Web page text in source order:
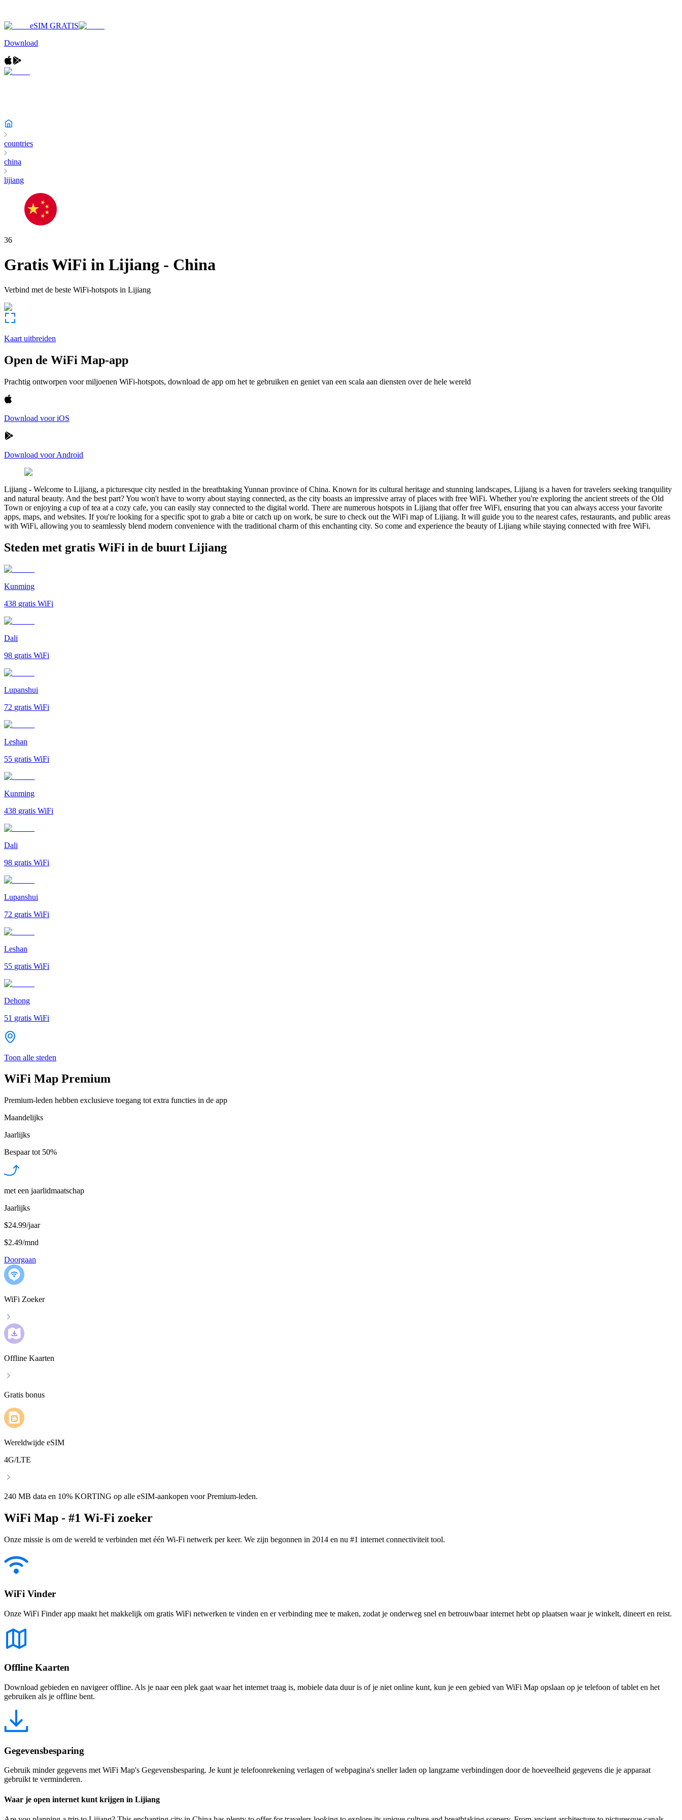
eSIM GRATIS
Download
countries
china
lijiang
36
Gratis WiFi in Lijiang - China
Verbind met de beste WiFi-hotspots in Lijiang
Kaart uitbreiden
Open de WiFi Map-app
Prachtig ontworpen voor miljoenen WiFi-hotspots, download de app om het te gebruiken en geniet van een scala aan diensten over de hele wereld
Download voor iOS
Download voor Android
Lijiang - Welcome to Lijiang, a picturesque city nestled in the breathtaking Yunnan province of China. Known for its cultural heritage and stunning landscapes, Lijiang is a haven for travelers seeking tranquility
and natural beauty. And the best part? You won't have to worry about staying connected, as the city boasts an impressive array of places with free WiFi. Whether you're exploring the ancient streets of the Old
Town or enjoying a cup of tea at a cozy cafe, you can easily stay connected to the digital world. There are numerous hotspots in Lijiang that offer free WiFi, ensuring that you can always access your favorite
apps, maps, and websites. If you're looking for a specific spot to grab a bite or catch up on work, be sure to check out the WiFi map of Lijiang. It will guide you to the nearest cafes, restaurants, and public areas
with WiFi, allowing you to seamlessly blend modern convenience with the traditional charm of this enchanting city. So come and experience the beauty of Lijiang while staying connected with free WiFi.
Steden met gratis WiFi in de buurt Lijiang
Kunming
438 gratis WiFi
Dali
98 gratis WiFi
Lupanshui
72 gratis WiFi
Leshan
55 gratis WiFi
Kunming
438 gratis WiFi
Dali
98 gratis WiFi
Lupanshui
72 gratis WiFi
Leshan
55 gratis WiFi
Dehong
51 gratis WiFi
Toon alle steden
WiFi Map Premium
Premium-leden hebben exclusieve toegang tot extra functies in de app
Maandelijks
Jaarlijks
Bespaar tot 50%
met een jaarlidmaatschap
Jaarlijks
$24.99/jaar
$2.49/mnd
Doorgaan
WiFi Zoeker
Offline Kaarten
Gratis bonus
Wereldwijde eSIM
4G/LTE
240 MB data en 10% KORTING op alle eSIM-aankopen voor Premium-leden.
WiFi Map - #1 Wi-Fi zoeker
Onze missie is om de wereld te verbinden met één Wi-Fi netwerk per keer. We zijn begonnen in 2014 en nu #1 internet connectiviteit tool.
WiFi Vinder
Onze WiFi Finder app maakt het makkelijk om gratis WiFi netwerken te vinden en er verbinding mee te maken, zodat je onderweg snel en betrouwbaar internet hebt op plaatsen waar je winkelt, dineert en reist.
Offline Kaarten
Download gebieden en navigeer offline. Als je naar een plek gaat waar het internet traag is, mobiele data duur is of je niet online kunt, kun je een gebied van WiFi Map opslaan op je telefoon of tablet en het
gebruiken als je offline bent.
Gegevensbesparing
Gebruik minder gegevens met WiFi Map's Gegevensbesparing. Je kunt je telefoonrekening verlagen of webpagina's sneller laden op langzame verbindingen door de hoeveelheid gegevens die je apparaat
gebruikt te verminderen.
Waar je open internet kunt krijgen in Lijiang